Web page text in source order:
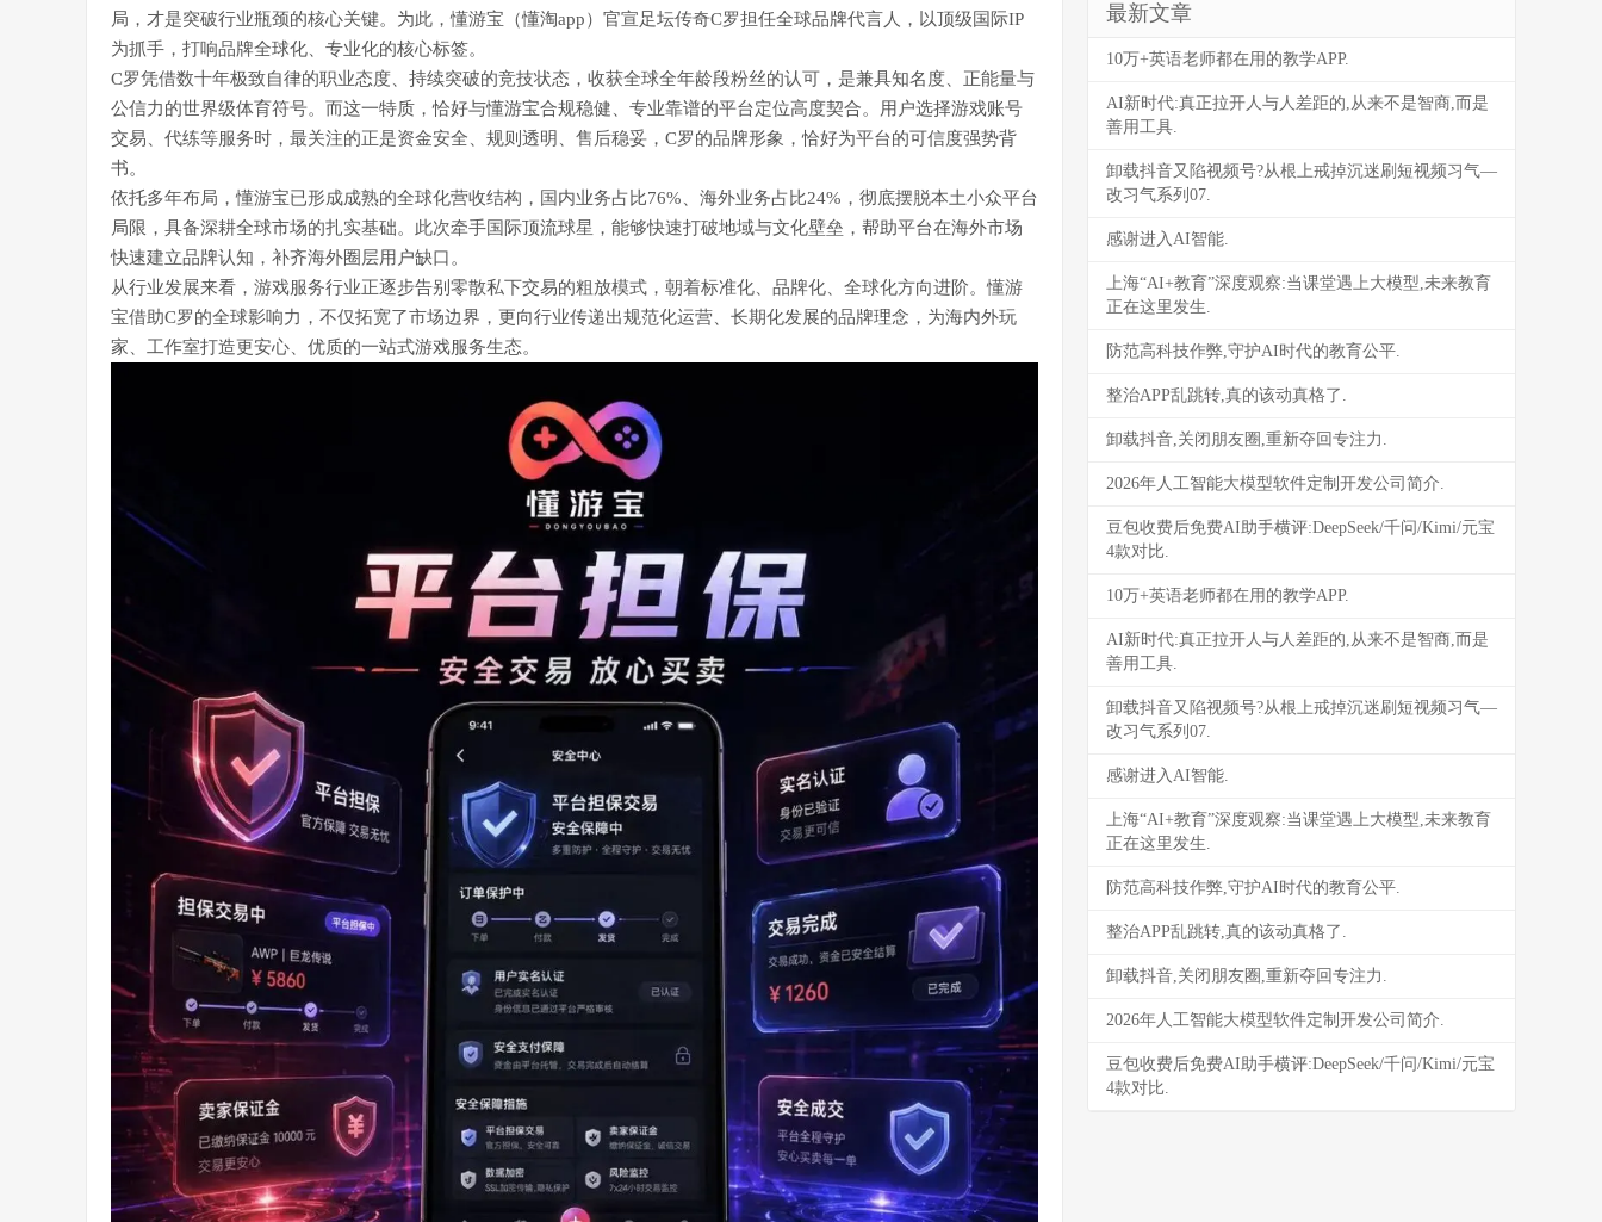
局，才是突破行业瓶颈的核心关键。为此，懂游宝（懂淘app）官宣足坛传奇C罗担任全球品牌代言人，以顶级国际IP
为抓手，打响品牌全球化、专业化的核心标签。
C罗凭借数十年极致自律的职业态度、持续突破的竞技状态，收获全球全年龄段粉丝的认可，是兼具知名度、正能量与
公信力的世界级体育符号。而这一特质，恰好与懂游宝合规稳健、专业靠谱的平台定位高度契合。用户选择游戏账号
交易、代练等服务时，最关注的正是资金安全、规则透明、售后稳妥，C罗的品牌形象，恰好为平台的可信度强势背
书。
依托多年布局，懂游宝已形成成熟的全球化营收结构，国内业务占比76%、海外业务占比24%，彻底摆脱本土小众平台
局限，具备深耕全球市场的扎实基础。此次牵手国际顶流球星，能够快速打破地域与文化壁垒，帮助平台在海外市场
快速建立品牌认知，补齐海外圈层用户缺口。
从行业发展来看，游戏服务行业正逐步告别零散私下交易的粗放模式，朝着标准化、品牌化、全球化方向进阶。懂游
宝借助C罗的全球影响力，不仅拓宽了市场边界，更向行业传递出规范化运营、长期化发展的品牌理念，为海内外玩
家、工作室打造更安心、优质的一站式游戏服务生态。
最新文章
10万+英语老师都在用的教学APP.
AI新时代:真正拉开人与人差距的,从来不是智商,而是
善用工具.
卸载抖音又陷视频号?从根上戒掉沉迷刷短视频习气—
改习气系列07.
感谢进入AI智能.
上海“AI+教育”深度观察:当课堂遇上大模型,未来教育
正在这里发生.
防范高科技作弊,守护AI时代的教育公平.
整治APP乱跳转,真的该动真格了.
卸载抖音,关闭朋友圈,重新夺回专注力.
2026年人工智能大模型软件定制开发公司简介.
豆包收费后免费AI助手横评:DeepSeek/千问/Kimi/元宝
4款对比.
10万+英语老师都在用的教学APP.
AI新时代:真正拉开人与人差距的,从来不是智商,而是
善用工具.
卸载抖音又陷视频号?从根上戒掉沉迷刷短视频习气—
改习气系列07.
感谢进入AI智能.
上海“AI+教育”深度观察:当课堂遇上大模型,未来教育
正在这里发生.
防范高科技作弊,守护AI时代的教育公平.
整治APP乱跳转,真的该动真格了.
卸载抖音,关闭朋友圈,重新夺回专注力.
2026年人工智能大模型软件定制开发公司简介.
豆包收费后免费AI助手横评:DeepSeek/千问/Kimi/元宝
4款对比.